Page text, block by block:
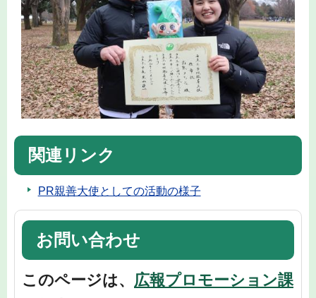
関連リンク
PR親善大使としての活動の様子
お問い合わせ
このページは、 広報プロモーション課